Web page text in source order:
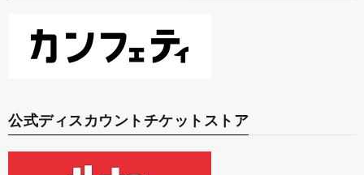
公式ディスカウントチケットストア